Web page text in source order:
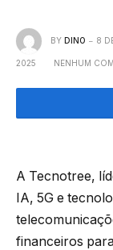
BY DINO 8
2025 NENHUM
A Tecnotree,
IA, 5G e
financeiros